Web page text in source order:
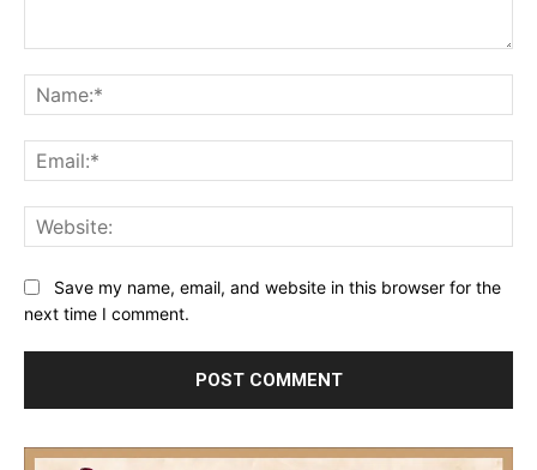
Save my name, email, and website in this browser for the
next time I comment.